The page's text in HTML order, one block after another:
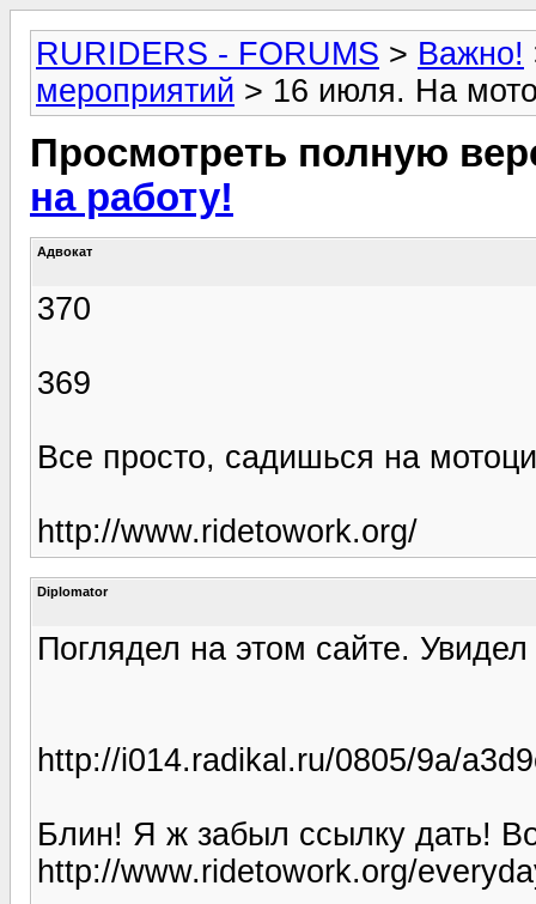
RURIDERS - FORUMS > Важно!
мероприятий > 16 июля. На
Просмотреть полную
на работу!
Адвокат
370
369
Все просто, садишься на
http://www.ridetowork.org/
Diplomator
Поглядел на этом сайте.
http://i014.radikal.ru/0805/9a/
Блин! Я ж забыл ссылку дать!
http://www.ridetowork.org/